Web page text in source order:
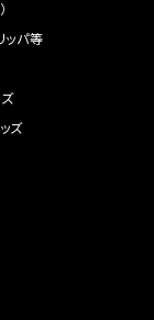
ッパ等
ズ